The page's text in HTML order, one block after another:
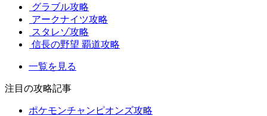
グラブル攻略
アークナイツ攻略
スタレゾ攻略
信長の野望 覇道攻略
一覧を見る
注目の攻略記事
ポケモンチャンピオンズ攻略